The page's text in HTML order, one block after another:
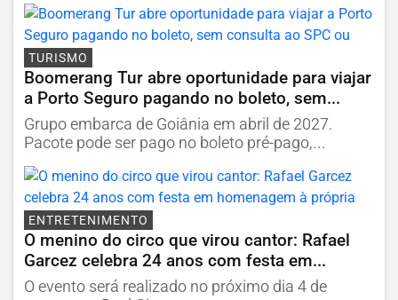
TURISMO
Boomerang Tur abre oportunidade para viajar
a Porto Seguro pagando no boleto, sem...
Grupo embarca de Goiânia em abril de 2027.
Pacote pode ser pago no boleto pré-pago,...
ENTRETENIMENTO
O menino do circo que virou cantor: Rafael
Garcez celebra 24 anos com festa em...
O evento será realizado no próximo dia 4 de